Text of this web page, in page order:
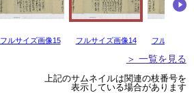
フルサイズ画像15 フルサイズ画像14 フルサイズ
＞ 一覧を見る
上記のサムネイルは関連の枝番号を
表示している場合があります